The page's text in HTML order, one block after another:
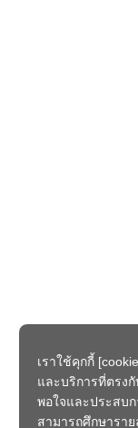
เราใช้คุกกี้
และบริการที่ตรง
พอใจและประสบ
สามารถศึกษารา